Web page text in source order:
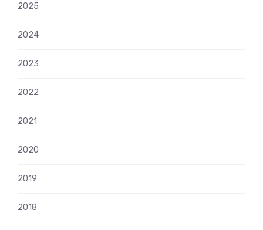
2025
2024
2023
2022
2021
2020
2019
2018